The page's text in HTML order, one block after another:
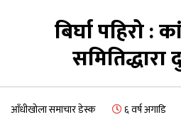
बिर्घा पहिरो :
आँधीखोला समाचार डेस्क ६ वर्ष अगाडि